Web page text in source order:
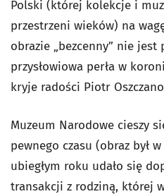
Polski (której kolekcje i
przestrzeni wieków) na
obrazie „bezcenny” nie jest
przysłowiowa perła w
kryje radości Piotr
Muzeum Narodowe cieszy
pewnego czasu (obraz był
ubiegłym roku udało się
transakcji z rodziną, której